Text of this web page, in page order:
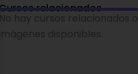
relacionados
No hay cursos relacionados o
imágenes disponibles.